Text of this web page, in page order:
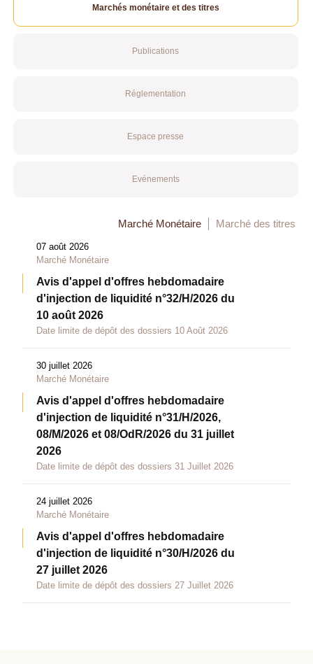
Marchés monétaire et des titres
Publications
Réglementation
Espace presse
Evénements
Marché Monétaire Marché des titres
07 août 2026
Marché Monétaire
Avis d'appel d'offres hebdomadaire
d'injection de liquidité n°32/H/2026 du
10 août 2026
Date limite de dépôt des dossiers 10 Août 2026
30 juillet 2026
Marché Monétaire
Avis d'appel d'offres hebdomadaire
d'injection de liquidité n°31/H/2026,
08/M/2026 et 08/OdR/2026 du 31 juillet
2026
Date limite de dépôt des dossiers 31 Juillet 2026
24 juillet 2026
Marché Monétaire
Avis d'appel d'offres hebdomadaire
d'injection de liquidité n°30/H/2026 du
27 juillet 2026
Date limite de dépôt des dossiers 27 Juillet 2026